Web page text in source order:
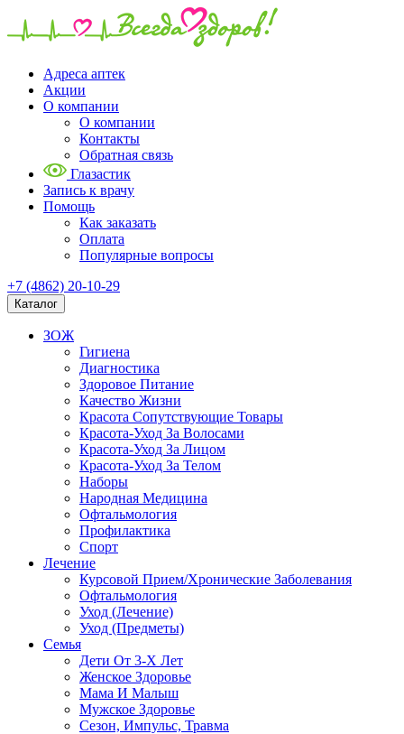
Адреса аптек
Акции
О компании
О компании
Контакты
Обратная связь
Глазастик
Запись к врачу
Помощь
Как заказать
Оплата
Популярные вопросы
+7 (4862) 20-10-29
Каталог
ЗОЖ
Гигиена
Диагностика
Здоровое Питание
Качество Жизни
Красота Сопутствующие Товары
Красота-Уход За Волосами
Красота-Уход За Лицом
Красота-Уход За Телом
Наборы
Народная Медицина
Офтальмология
Профилактика
Спорт
Лечение
Курсовой Прием/Хронические Заболевания
Офтальмология
Уход (Лечение)
Уход (Предметы)
Семья
Дети От 3-Х Лет
Женское Здоровье
Мама И Малыш
Мужское Здоровье
Сезон, Импульс, Травма